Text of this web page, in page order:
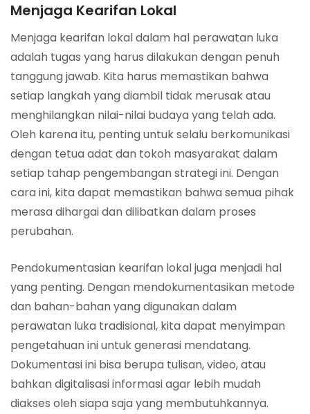
Menjaga Kearifan Lokal
Menjaga kearifan lokal dalam hal perawatan luka
adalah tugas yang harus dilakukan dengan penuh
tanggung jawab. Kita harus memastikan bahwa
setiap langkah yang diambil tidak merusak atau
menghilangkan nilai-nilai budaya yang telah ada.
Oleh karena itu, penting untuk selalu berkomunikasi
dengan tetua adat dan tokoh masyarakat dalam
setiap tahap pengembangan strategi ini. Dengan
cara ini, kita dapat memastikan bahwa semua pihak
merasa dihargai dan dilibatkan dalam proses
perubahan.
Pendokumentasian kearifan lokal juga menjadi hal
yang penting. Dengan mendokumentasikan metode
dan bahan-bahan yang digunakan dalam
perawatan luka tradisional, kita dapat menyimpan
pengetahuan ini untuk generasi mendatang.
Dokumentasi ini bisa berupa tulisan, video, atau
bahkan digitalisasi informasi agar lebih mudah
diakses oleh siapa saja yang membutuhkannya.